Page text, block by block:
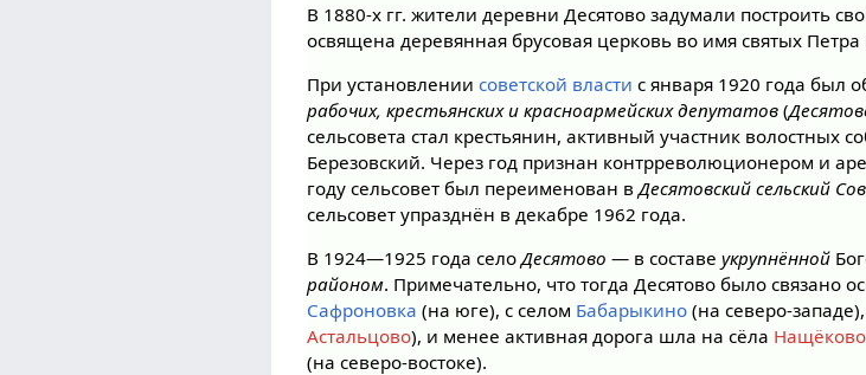
В 1880-х гг. жители деревни Десятово задумали построить
освящена деревянная брусовая церковь во имя святых
При установлениисоветской власти с января 1920 года был
рабочих, крестьянских и красноармейских депутатов (
сельсовета стал крестьянин, активный участник
Березовский. Через год признан контрреволюционером и
году сельсовет был переименован вДесятовский сельский
сельсовет упразднён в декабре 1962 года.
В 1924—1925 года селоДесятово — в составеукрупнённой
районом. Примечательно, что тогда Десятово было связано
Сафроновка (на юге), с селом Бабарыкино (на северо-
Астальцово), и менее активная дорога шла на сёла Нащёково
(на северо-востоке).